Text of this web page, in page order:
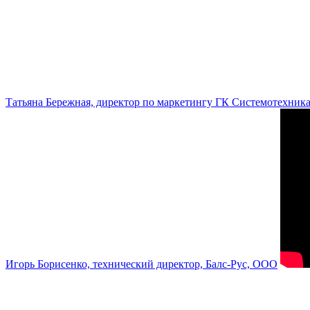
Татьяна Бережная, директор по маркетингу ГК Системотехника
Игорь Борисенко, технический директор, Балс-Рус, ООО